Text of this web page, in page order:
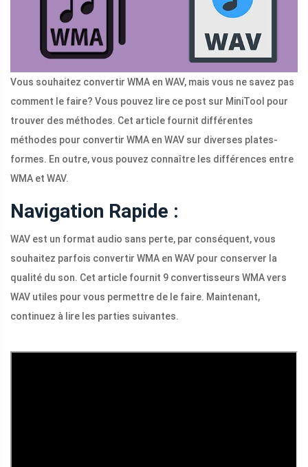
Vous souhaitez convertir WMA en WAV, mais vous ne savez pas
comment le faire? Vous pouvez lire ce post sur MiniTool pour
trouver des méthodes. Cet article fournit différentes
méthodes pour convertir WMA en WAV sur diverses plates-
formes. En outre, vous pouvez connaître les différences entre
WMA et WAV.
Navigation Rapide :
WAV est un format audio sans perte, par conséquent, vous
souhaitez parfois convertir WMA en WAV pour conserver la
qualité du son. Cet article fournit 9 convertisseurs WMA vers
WAV utiles pour vous permettre de le faire. Maintenant,
continuez à lire les parties suivantes.